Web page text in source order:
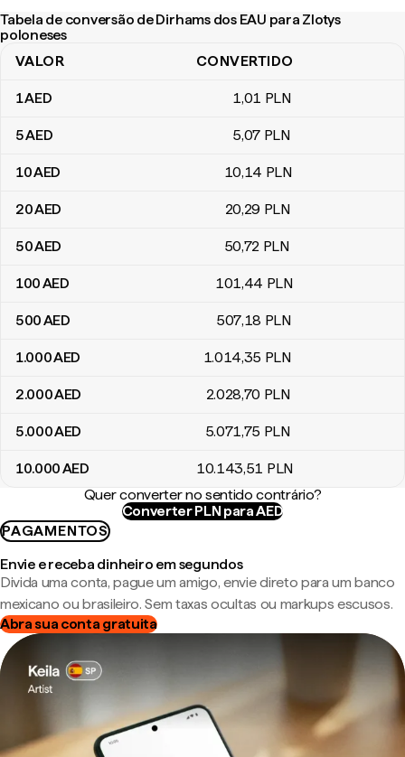
Tabela de conversão de Dirhams dos EAU para Zlotys
poloneses
Tabela de conversão de Dirhams dos EAU para Zlotys poloneses
VALOR CONVERTIDO
1AED 1,01 PLN
5AED 5,07 PLN
10AED 10,14 PLN
20AED 20,29 PLN
50AED 50,72 PLN
100AED 101,44 PLN
500AED 507,18 PLN
1.000AED 1.014,35 PLN
2.000AED 2.028,70 PLN
5.000AED 5.071,75 PLN
10.000AED 10.143,51 PLN
Quer converter no sentido contrário?
Converter PLN para AED
PAGAMENTOS
Envie e receba dinheiro em segundos
Divida uma conta, pague um amigo, envie direto para um banco
mexicano ou brasileiro. Sem taxas ocultas ou markups escusos.
Abra sua conta gratuita